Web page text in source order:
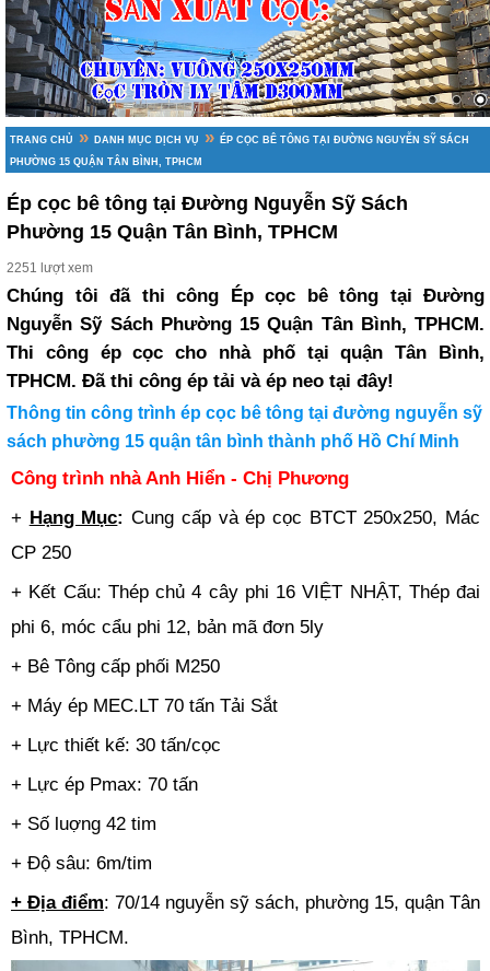
TRANG CHỦ » DANH MỤC DỊCH VỤ »
ÉP CỌC BÊ TÔNG TẠI ĐƯỜNG NGUYỄN SỸ SÁCH
PHƯỜNG 15 QUẬN TÂN BÌNH, TPHCM
Ép cọc bê tông tại Đường Nguyễn Sỹ Sách
Phường 15 Quận Tân Bình, TPHCM
2251 lượt xem
Chúng tôi đã thi công Ép cọc bê tông tại Đường
Nguyễn Sỹ Sách Phường 15 Quận Tân Bình, TPHCM.
Thi công ép cọc cho nhà phố tại quận Tân Bình,
TPHCM. Đã thi công ép tải và ép neo tại đây!
Thông tin công trình ép cọc bê tông tại đường nguyễn sỹ
sách phường 15 quận tân bình thành phố Hồ Chí Minh
Công trình nhà Anh Hiển - Chị Phương
+ Hạng Mục: Cung cấp và ép cọc BTCT 250x250, Mác
CP 250
+ Kết Cấu: Thép chủ 4 cây phi 16 VIỆT NHẬT, Thép đai
phi 6, móc cẩu phi 12, bản mã đơn 5ly
+ Bê Tông cấp phối M250
+ Máy ép MEC.LT 70 tấn Tải Sắt
+ Lực thiết kế: 30 tấn/cọc
+ Lực ép Pmax: 70 tấn
+ Số luợng 42 tim
+ Độ sâu: 6m/tim
+ Địa điểm: 70/14 nguyễn sỹ sách, phường 15, quận Tân
Bình, TPHCM.